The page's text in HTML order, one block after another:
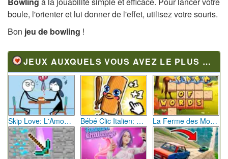
boule, l'orienter et lui donner de l'effet, utilisez votre souris.
Bon jeu de bowling !
JEUX AUXQUELS VOUS AVEZ LE PLUS JOUÉ
Skip Love: L'Amour en Péril Bébé Clic Italien: La Folie des Petits Bambins La Ferme des Mots - Cultivez votre Vocabulaire